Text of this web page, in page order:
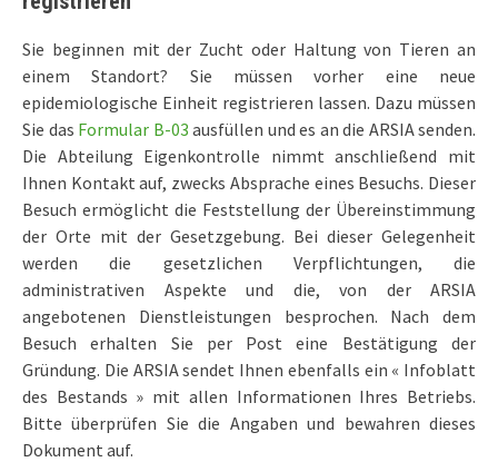
Sie beginnen mit der Zucht oder Haltung von Tieren an
einem Standort? Sie müssen vorher eine neue
epidemiologische Einheit registrieren lassen. Dazu müssen
Sie das Formular B-03 ausfüllen und es an die ARSIA senden.
Die Abteilung Eigenkontrolle nimmt anschließend mit
Ihnen Kontakt auf, zwecks Absprache eines Besuchs. Dieser
Besuch ermöglicht die Feststellung der Übereinstimmung
der Orte mit der Gesetzgebung. Bei dieser Gelegenheit
werden die gesetzlichen Verpflichtungen, die
administrativen Aspekte und die, von der ARSIA
angebotenen Dienstleistungen besprochen. Nach dem
Besuch erhalten Sie per Post eine Bestätigung der
Gründung. Die ARSIA sendet Ihnen ebenfalls ein « Infoblatt
des Bestands » mit allen Informationen Ihres Betriebs.
Bitte überprüfen Sie die Angaben und bewahren dieses
Dokument auf.